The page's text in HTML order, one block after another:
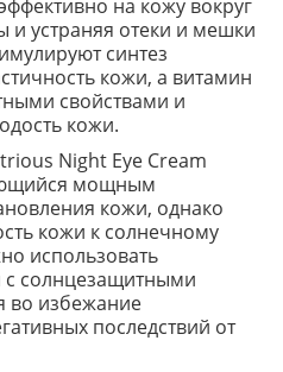
на кожу вокруг
устраняя отеки и мешки
синтез
кожи, а витамин
свойствами и
кожи.
Night Eye Cream
мощным
кожи, однако
кожи к солнечному
использовать
с солнцезащитными
во избежание
последствий от